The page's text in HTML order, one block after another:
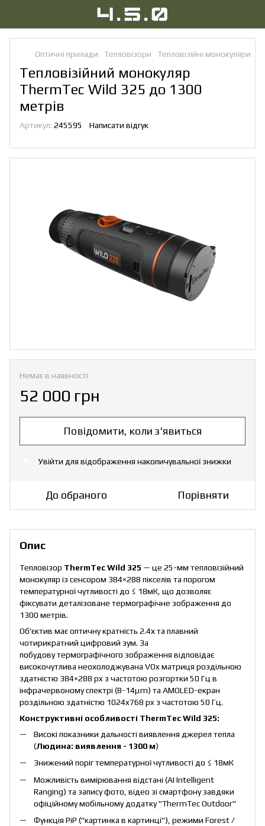
Оптичні прилади Тепловізори Тепловізійні монокуляри
Тепловізійний монокуляр
ThermTec Wild 325 до 1300
метрів
Артикул: 245595 Написати відгук
Немає в наявності
52 000 грн
Повідомити, коли з'явиться
Увійти для відображення накопичувальної знижки
До обраного Порівняти
Опис
Тепловізор ThermTec Wild 325 — це 25-мм тепловізійний
монокуляр із сенсором 384×288 пікселів та порогом
температурної чутливості до ≤ 18мК, що дозволяє
фіксувати деталізоване термографічне зображення до
1300 метрів.
Об'єктив має оптичну кратність 2.4х та плавний
чотирикратний цифровий зум. За
побудову термографічного зображення відповідає
високочутлива неохолоджувана VOx матриця роздільною
здатністю 384×288 px з частотою розгортки 50 Гц в
інфрачервоному спектрі (8-14μm) та AMOLED-екран
роздільною здатністю 1024x768 px з частотою 50 Гц.
Конструктивні особливості ThermTec Wild 325:
Високі показники дальності виявлення джерел тепла
(Людина: виявлення - 1300 м)
Знижений поріг температурної чутливості до ≤ 18мК
Можливість вимірювання відстані (AI Intelligent
Ranging) та запису фото, відео зі смартфону завдяки
офіційному мобільному додатку "ThermTec Outdoor"
Функція PiP ("картинка в картинці"), режими Forest /